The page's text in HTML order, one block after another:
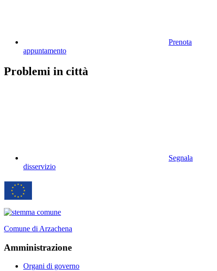
Prenota
appuntamento
Problemi in città
Segnala
disservizio
Comune di Arzachena
Amministrazione
Organi di governo